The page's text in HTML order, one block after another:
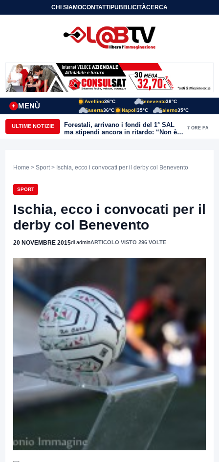
CHI SIAMOCONTATTIPUBBLICITÀCERCA
MENÙ
+
Avellino36°C Benevento38°C
Caserta36°C Napoli35°C Salerno35°C
ULTIME NOTIZIE
Forestali, arrivano i fondi del 1° SAL
ma stipendi ancora in ritardo: “Non è
più sostenibile”
7 ORE FA
Home > Sport > Ischia, ecco i convocati per il derby col Benevento
SPORT
Ischia, ecco i convocati per il
derby col Benevento
20 NOVEMBRE 2015di adminARTICOLO VISTO 296 VOLTE